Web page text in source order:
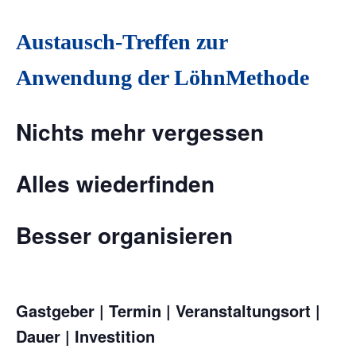
Austausch-Treffen zur
Anwendung der LöhnMethode
Nichts mehr vergessen
Alles wiederfinden
Besser organisieren
Gastgeber | Termin | Veranstaltungsort |
Dauer | Investition